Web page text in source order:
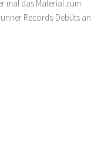
mal das Material zum
Records-Debüts an